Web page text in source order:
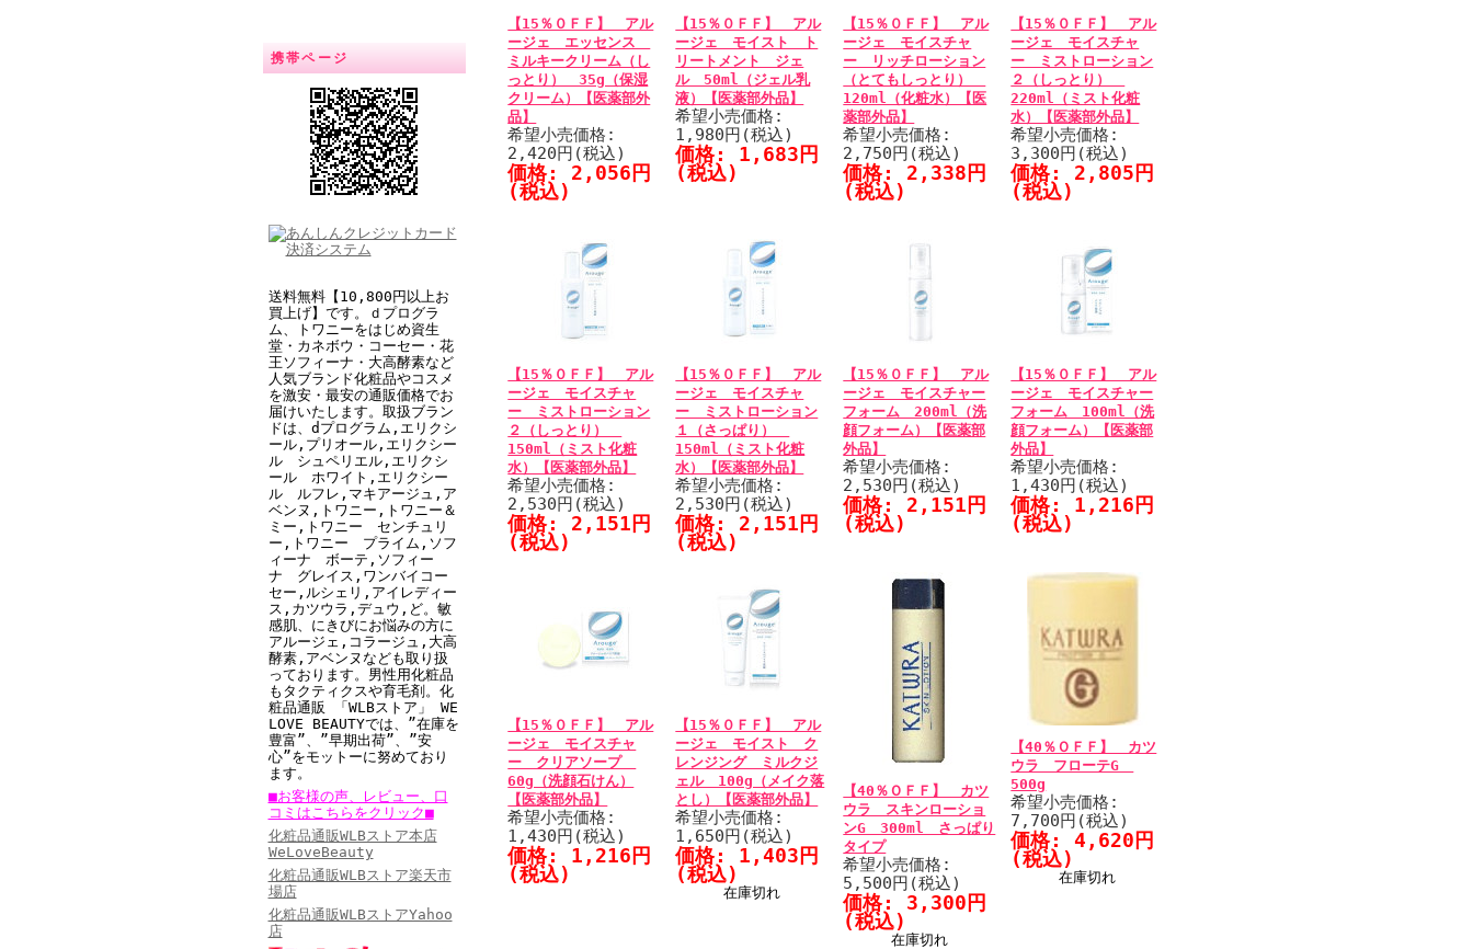
携帯ページ
送料無料【10,800円以上お
買上げ】です。ｄプログラ
ム、トワニーをはじめ資生
堂・カネボウ・コーセー・花
王ソフィーナ・大高酵素など
人気ブランド化粧品やコスメ
を激安・最安の通販価格でお
届けいたします。取扱ブラン
ドは、dプログラム,エリクシ
ール, プリオール,エリクシー
ル シュペリエル, エリクシ
ール ホワイト , エリクシー
ル ルフレ, マキアージュ,ア
ベンヌ,トワニー,トワニー＆
ミー,トワニー センチュリ
ー, トワニー プライム, ソフ
ィーナ ボーテ,ソフィー
ナ グレイス,ワンバイコー
セー,ルシェリ,アイレディー
ス,カツウラ,デュウ , ど。敏
感肌、にきびにお悩みの方に
アルージェ,コラージュ,大高
酵素,アベンヌなども取り扱
っております。男性用化粧品
もタクティクスや育毛剤。 化
粧品通販 「WLBストア」 WE
LOVE BEAUTYでは、”在庫を
豊富”、”早期出荷”、”安
心”をモットーに努めており
ます。
■お客様の声、レビュー、口
コミはこちらをクリック■
化粧品通販WLBストア本店
WeLoveBeauty
化粧品通販WLBストア楽天市
場店
化粧品通販WLBストアYahoo
店
【15％０ＦＦ】 アル
ージェ エッセンス
ミルキークリーム（し
っとり） 35g（保湿
クリーム）【医薬部外
品】
希望小売価格:
2,420円(税込)
価格: 2,056円
(税込)
【15％０ＦＦ】 アル
ージェ モイスト ト
リートメント ジェ
ル 50ml（ジェル乳
液）【医薬部外品】
希望小売価格:
1,980円(税込)
価格: 1,683円
(税込)
【15％０ＦＦ】 アル
ージェ モイスチャ
ー リッチローション
（とてもしっとり）
120ml（化粧水）【医
薬部外品】
希望小売価格:
2,750円(税込)
価格: 2,338円
(税込)
【15％０ＦＦ】 アル
ージェ モイスチャ
ー ミストローション
２（しっとり）
220ml（ミスト化粧
水）【医薬部外品】
希望小売価格:
3,300円(税込)
価格: 2,805円
(税込)
【15％０ＦＦ】 アル
ージェ モイスチャ
ー ミストローション
２（しっとり）
150ml（ミスト化粧
水）【医薬部外品】
希望小売価格:
2,530円(税込)
価格: 2,151円
(税込)
【15％０ＦＦ】 アル
ージェ モイスチャ
ー ミストローション
１（さっぱり）
150ml（ミスト化粧
水）【医薬部外品】
希望小売価格:
2,530円(税込)
価格: 2,151円
(税込)
【15％０ＦＦ】 アル
ージェ モイスチャー
フォーム 200ml（洗
顔フォーム）【医薬部
外品】
希望小売価格:
2,530円(税込)
価格: 2,151円
(税込)
【15％０ＦＦ】 アル
ージェ モイスチャー
フォーム 100ml（洗
顔フォーム）【医薬部
外品】
希望小売価格:
1,430円(税込)
価格: 1,216円
(税込)
【15％０ＦＦ】 アル
ージェ モイスチャ
ー クリアソープ
60g（洗顔石けん）
【医薬部外品】
希望小売価格:
1,430円(税込)
価格: 1,216円
(税込)
【15％０ＦＦ】 アル
ージェ モイスト ク
レンジング ミルクジ
ェル 100g（メイク落
とし）【医薬部外品】
希望小売価格:
1,650円(税込)
価格: 1,403円
(税込)
在庫切れ
【40％ＯＦＦ】 カツ
ウラ スキンローショ
ンG 300ml さっぱり
タイプ
希望小売価格:
5,500円(税込)
価格: 3,300円
(税込)
在庫切れ
【40％ＯＦＦ】 カツ
ウラ フローテG
500g
希望小売価格:
7,700円(税込)
価格: 4,620円
(税込)
在庫切れ